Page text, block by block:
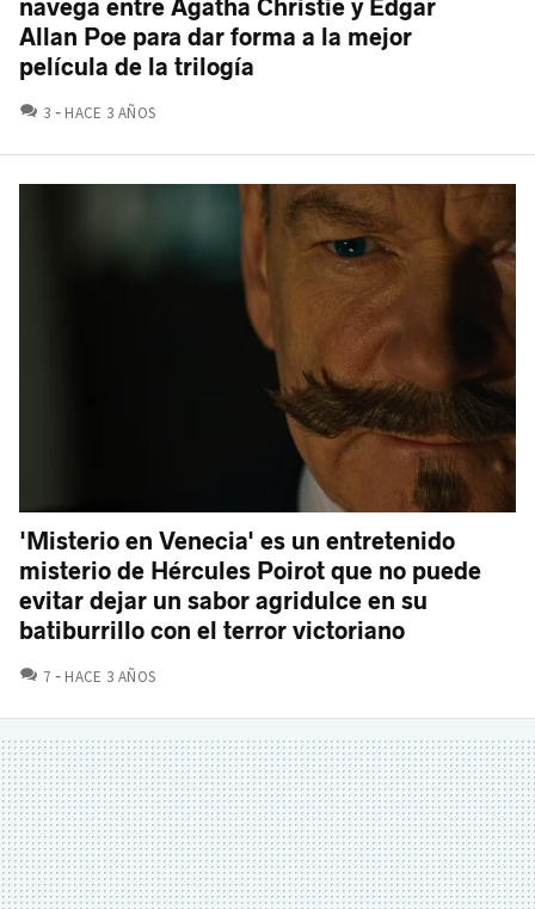
navega entre Agatha Christie y Edgar
Allan Poe para dar forma a la mejor
película de la trilogía
3 COMENTARIOS
HACE 3 AÑOS
'Misterio en Venecia' es un entretenido
misterio de Hércules Poirot que no puede
evitar dejar un sabor agridulce en su
batiburrillo con el terror victoriano
7 COMENTARIOS
HACE 3 AÑOS